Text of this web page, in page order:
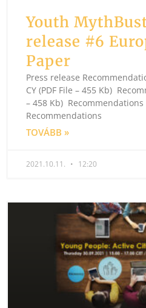
Youth
release #6
Paper
Press release
CY (PDF File – 455 Kb)
– 458 Kb) Recommendations
Recommendations
TOVÁBB »
2021.10.11. 12:20